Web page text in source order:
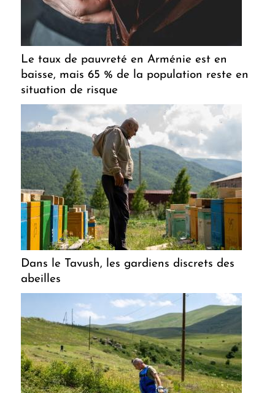
Le taux de pauvreté en Arménie est en
baisse, mais 65 % de la population reste en
situation de risque
Dans le Tavush, les gardiens discrets des
abeilles